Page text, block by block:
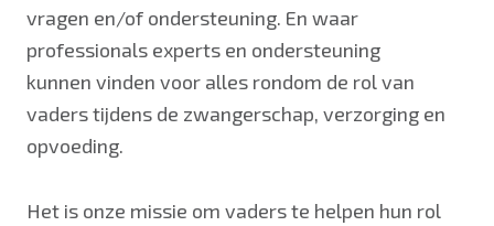
vragen en/of ondersteuning. En waar
professionals experts en ondersteuning
kunnen vinden voor alles rondom de rol van
vaders tijdens de zwangerschap, verzorging en
opvoeding.
Het is onze missie om vaders te helpen hun rol